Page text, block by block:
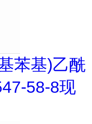
苯基)乙酰
58-8现